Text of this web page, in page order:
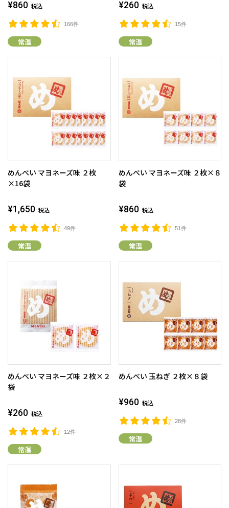
166件
¥860 税込
常温
15件
¥260 税込
常温
めんべい マヨネーズ味 ２枚
×16袋
49件
¥1,650 税込
常温
めんべい マヨネーズ味 ２枚×８
袋
51件
¥860 税込
常温
めんべい マヨネーズ味 ２枚×２
袋
12件
¥260 税込
常温
めんべい 玉ねぎ ２枚×８袋
28件
¥960 税込
常温